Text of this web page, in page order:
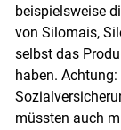
beispielsweise
von Silomais,
selbst das
haben.
müssten auch